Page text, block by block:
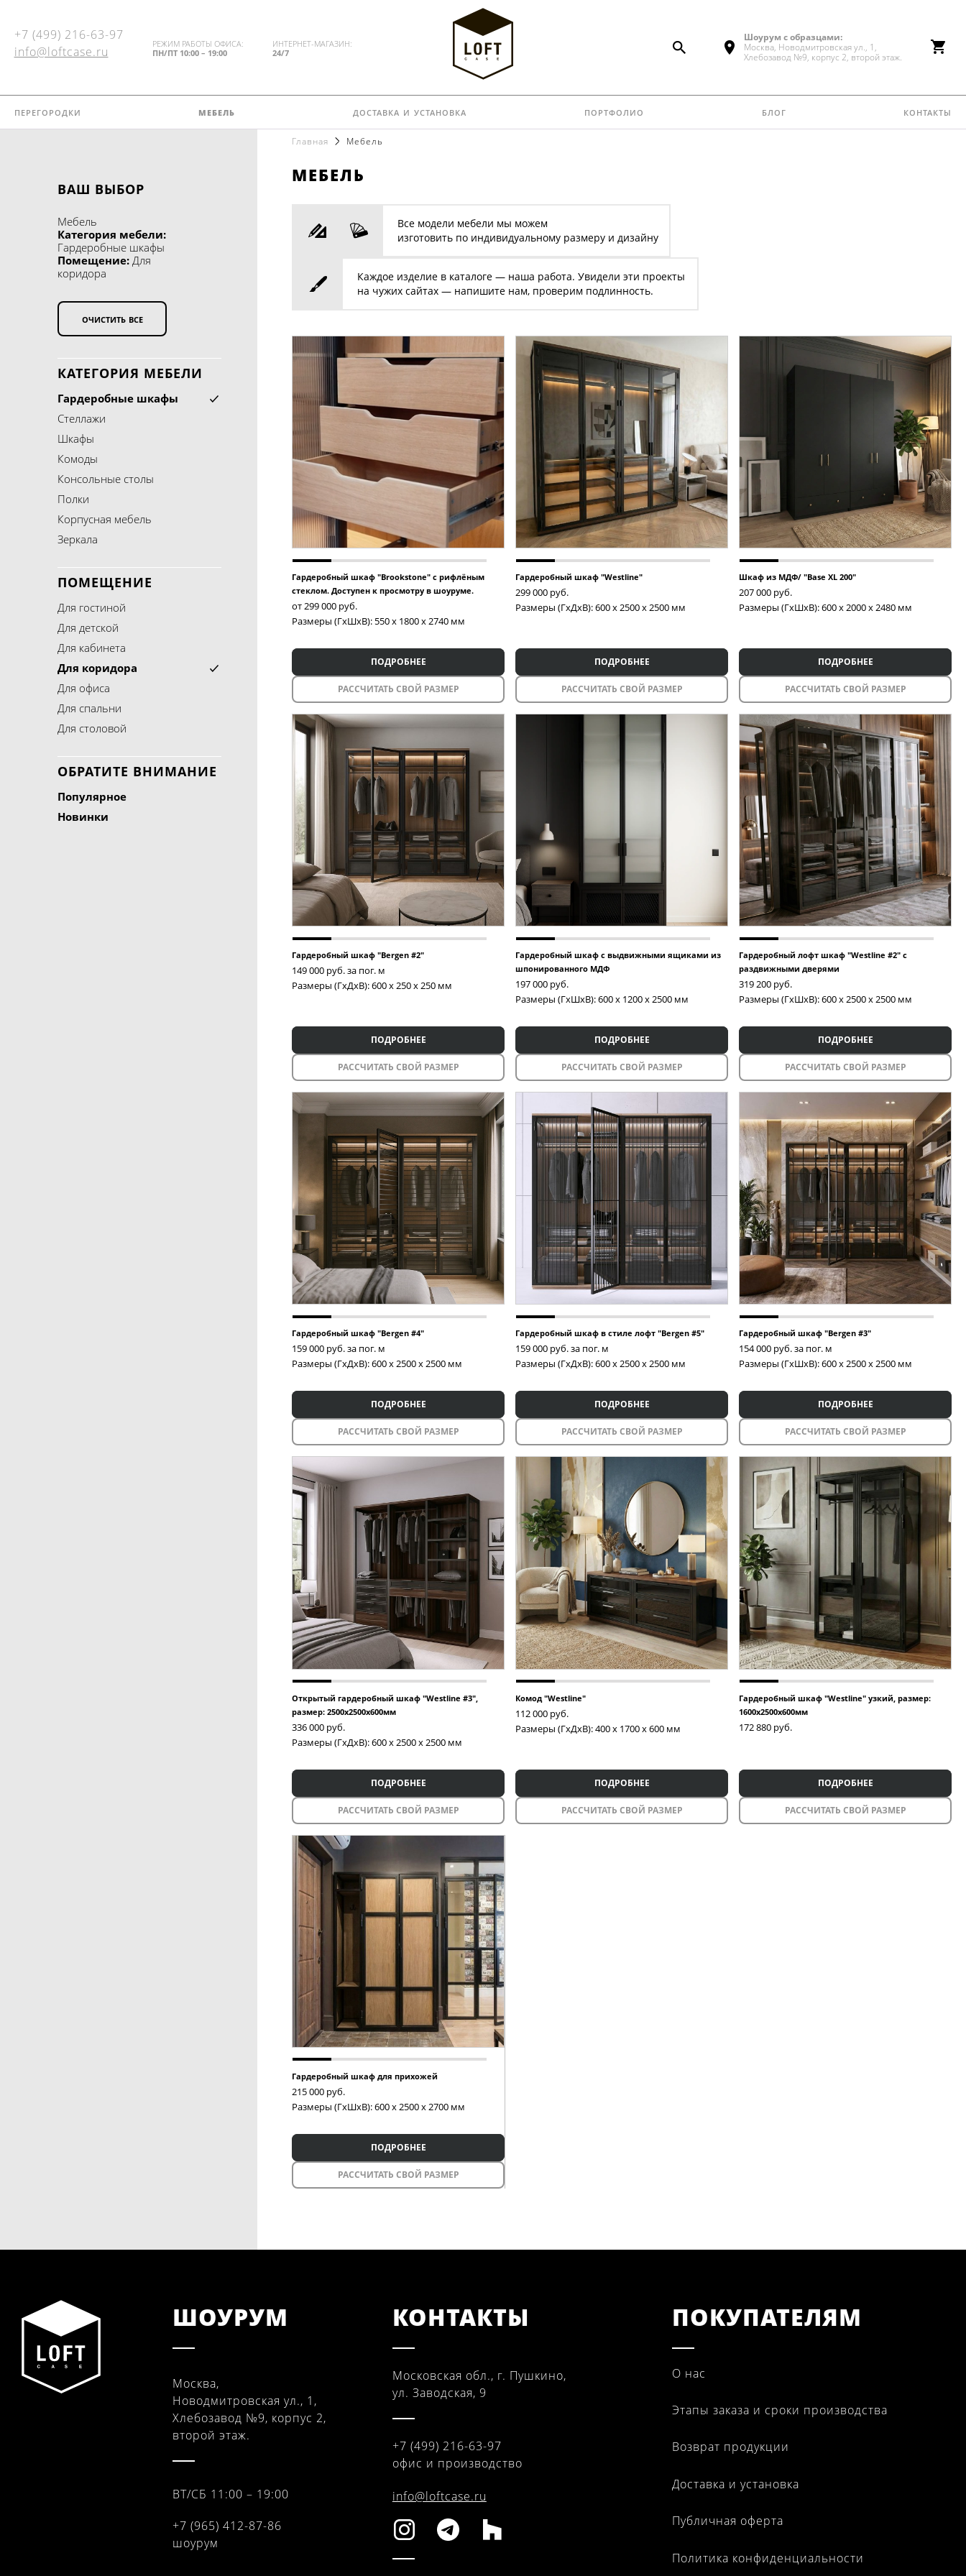
+7 (499) 216-63-97
info@loftcase.ru
РЕЖИМ РАБОТЫ ОФИСА:
ПН/ПТ 10:00 – 19:00
ИНТЕРНЕТ-МАГАЗИН:
24/7
Шоурум с образцами:
Москва, Новодмитровская ул., 1,
Хлебозавод №9, корпус 2, второй этаж.
перегородки мебель доставка и установка портфолио блог контакты
Межкомнатные перегородки
каталог
КАТЕГОРИЯ МЕБЕЛИ
Гардеробные шкафы
Стеллажи
ТВ тумбы
Обеденные столы
Рабочие столы
Корпусная мебель
ПОРТФОЛИО
КОНТАКТЫ
Режим работы офиса:
пн/пт 10:00 – 19:00
8 965 412 87 86
info@loftcase.ru
ВАШ ВЫБОР
Мебель
Категория мебели:
Гардеробные шкафы
Помещение: Для
коридора
очистить все
КАТЕГОРИЯ МЕБЕЛИ
Гардеробные шкафы
Стеллажи
Шкафы
Комоды
Консольные столы
Полки
Корпусная мебель
Зеркала
ПОМЕЩЕНИЕ
Для гостиной
Для детской
Для кабинета
Для коридора
Для офиса
Для спальни
Для столовой
ОБРАТИТЕ ВНИМАНИЕ
Популярное
Новинки
Главная Мебель
мебель
Все модели мебели мы можем
изготовить по индивидуальному размеру и дизайну
Каждое изделие в каталоге — наша работа. Увидели эти проекты
на чужих сайтах — напишите нам, проверим подлинность.
Гардеробный шкаф "Brookstone" с рифлёным
стеклом. Доступен к просмотру в шоуруме.
от 299 000 руб.
Размеры (ГxШxВ): 550 x 1800 x 2740 мм
ПОДРОБНЕЕ
РАССЧИТАТЬ СВОЙ РАЗМЕР
Гардеробный шкаф "Westline"
299 000 руб.
Размеры (ГxДxВ): 600 x 2500 x 2500 мм
ПОДРОБНЕЕ
РАССЧИТАТЬ СВОЙ РАЗМЕР
Шкаф из МДФ/ "Base XL 200"
207 000 руб.
Размеры (ГxШxВ): 600 x 2000 x 2480 мм
ПОДРОБНЕЕ
РАССЧИТАТЬ СВОЙ РАЗМЕР
Гардеробный шкаф "Bergen #2"
149 000 руб. за пог. м
Размеры (ГxДxВ): 600 x 250 x 250 мм
ПОДРОБНЕЕ
РАССЧИТАТЬ СВОЙ РАЗМЕР
Гардеробный шкаф с выдвижными ящиками из
шпонированного МДФ
197 000 руб.
Размеры (ГxШxВ): 600 x 1200 x 2500 мм
ПОДРОБНЕЕ
РАССЧИТАТЬ СВОЙ РАЗМЕР
Гардеробный лофт шкаф "Westline #2" с
раздвижными дверями
319 200 руб.
Размеры (ГxШxВ): 600 x 2500 x 2500 мм
ПОДРОБНЕЕ
РАССЧИТАТЬ СВОЙ РАЗМЕР
Гардеробный шкаф "Bergen #4"
159 000 руб. за пог. м
Размеры (ГxДxВ): 600 x 2500 x 2500 мм
ПОДРОБНЕЕ
РАССЧИТАТЬ СВОЙ РАЗМЕР
Гардеробный шкаф в стиле лофт "Bergen #5"
159 000 руб. за пог. м
Размеры (ГxДxВ): 600 x 2500 x 2500 мм
ПОДРОБНЕЕ
РАССЧИТАТЬ СВОЙ РАЗМЕР
Гардеробный шкаф "Bergen #3"
154 000 руб. за пог. м
Размеры (ГxШxВ): 600 x 2500 x 2500 мм
ПОДРОБНЕЕ
РАССЧИТАТЬ СВОЙ РАЗМЕР
Открытый гардеробный шкаф "Westline #3",
размер: 2500х2500х600мм
336 000 руб.
Размеры (ГxДxВ): 600 x 2500 x 2500 мм
ПОДРОБНЕЕ
РАССЧИТАТЬ СВОЙ РАЗМЕР
Комод "Westline"
112 000 руб.
Размеры (ГxДxВ): 400 x 1700 x 600 мм
ПОДРОБНЕЕ
РАССЧИТАТЬ СВОЙ РАЗМЕР
Гардеробный шкаф "Westline" узкий, размер:
1600х2500х600мм
172 880 руб.
ПОДРОБНЕЕ
РАССЧИТАТЬ СВОЙ РАЗМЕР
Гардеробный шкаф для прихожей
215 000 руб.
Размеры (ГxШxВ): 600 x 2500 x 2700 мм
ПОДРОБНЕЕ
РАССЧИТАТЬ СВОЙ РАЗМЕР
ШОУРУМ
Москва,
Новодмитровская ул., 1,
Хлебозавод №9, корпус 2,
второй этаж.
ВТ/СБ 11:00 – 19:00
+7 (965) 412-87-86
шоурум
КОНТАКТЫ
Московская обл., г. Пушкино,
ул. Заводская, 9
+7 (499) 216-63-97
офис и производство
info@loftcase.ru
ПОКУПАТЕЛЯМ
О нас
Этапы заказа и сроки производства
Возврат продукции
Доставка и установка
Публичная оферта
Политика конфиденциальности